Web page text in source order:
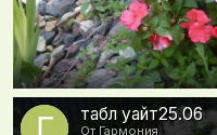
табл уайт25.06
От Гармония